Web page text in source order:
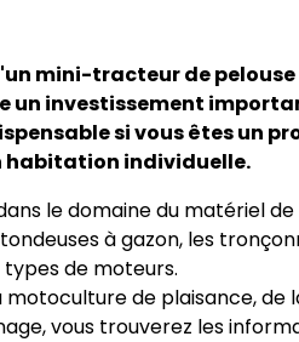
mini-tracteur de
un investissement
si vous êtes un
habitation individuelle.
le domaine du matériel de
à gazon, les
de moteurs.
motoculture de plaisance, de
vous trouverez les